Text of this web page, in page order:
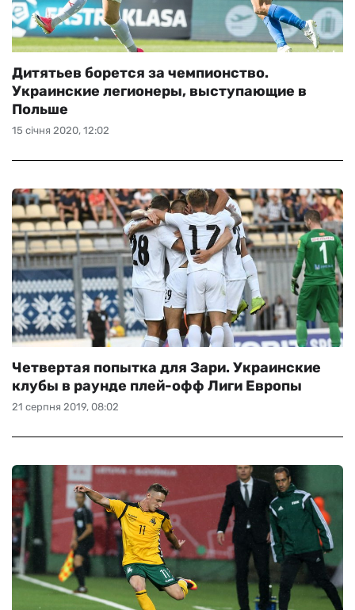
15 січня 2020, 12:02
Дитятьев борется за чемпионство.
Украинские легионеры, выступающие в
Польше
21 серпня 2019, 08:02
Четвертая попытка для Зари. Украинские
клубы в раунде плей-офф Лиги Европы